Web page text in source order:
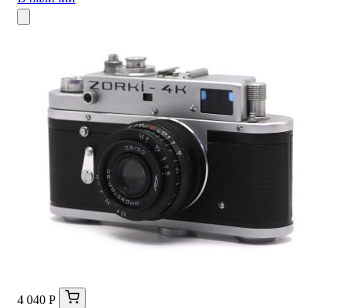
4 040 Р